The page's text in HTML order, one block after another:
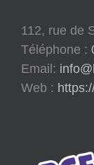
112, rue de
Téléphone :
Email:
Web :